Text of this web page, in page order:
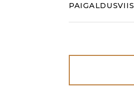
PAIGALDUSVIIS